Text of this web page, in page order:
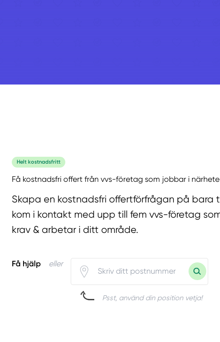
Helt kostnadsfritt
Få kostnadsfri offert från vvs-företag som jobbar i
Skapa en kostnadsfri offertförfrågan på bara
kom i kontakt med upp till fem vvs-företag
krav & arbetar i ditt område.
Få hjälp eller
Psst, använd din position vetja!